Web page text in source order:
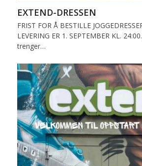
EXTEND-DRESSEN
FRIST FOR Å BESTILLE
LEVERING ER 1. SEPTEMBER KL.
trenger…